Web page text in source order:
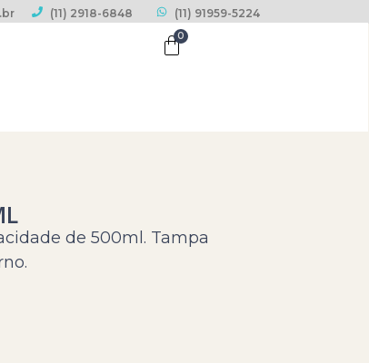
(11) 2918-6848 (11) 91959-5224
0
de 500ml. Tampa